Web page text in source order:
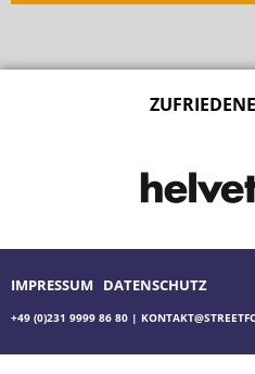
IMPRESSUM DATENSCHUTZ
+49 (0)231 9999 86 80 |